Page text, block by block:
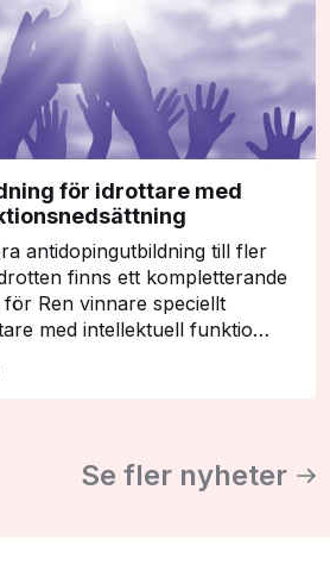
för idrottare med
antidopingutbildning till fler
finns ett kompletterande
Ren vinnare speciellt
med intellektuell funktio…
Se fler nyheter